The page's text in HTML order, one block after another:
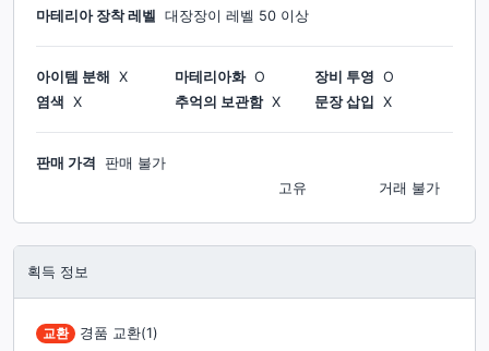
마테리아 장착 레벨
대장장이 레벨 50 이상
아이템 분해 X 마테리아화 O 장비 투영 O
염색
X 추억의 보관함 X 문장 삽입 X
판매 가격
판매 불가
거래 불가
고유
획득 정보
교환
경품 교환(1)